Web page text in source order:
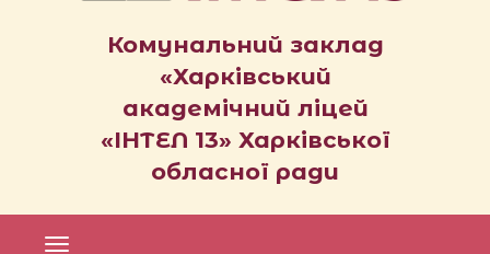
Комунальний заклад
«Харківський
академічний ліцей
«ІНТЕЛ 13» Харківської
обласної ради